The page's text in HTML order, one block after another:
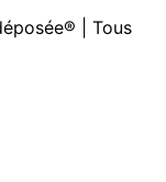
| Tous